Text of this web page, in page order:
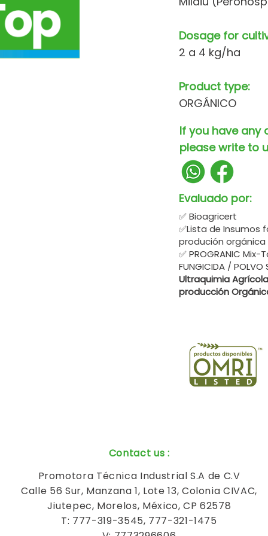
Dosage for
2 a 4 kg/ha
Product type:
ORGÁNICO
If you have any
please write to
Evaluado por:
✅ Bioagricert
✅Lista de
produción orgánica
✅ PROGRANIC
FUNGICIDA / POLVO
Ultraquimia
producción
Contact us :
Promotora Técnica Industrial S.A de C.V
Calle 56 Sur, Manzana 1, Lote 13, Colonia CIVAC,
Jiutepec, Morelos, México, CP 62578
T: 777-319-3545, 777-321-1475